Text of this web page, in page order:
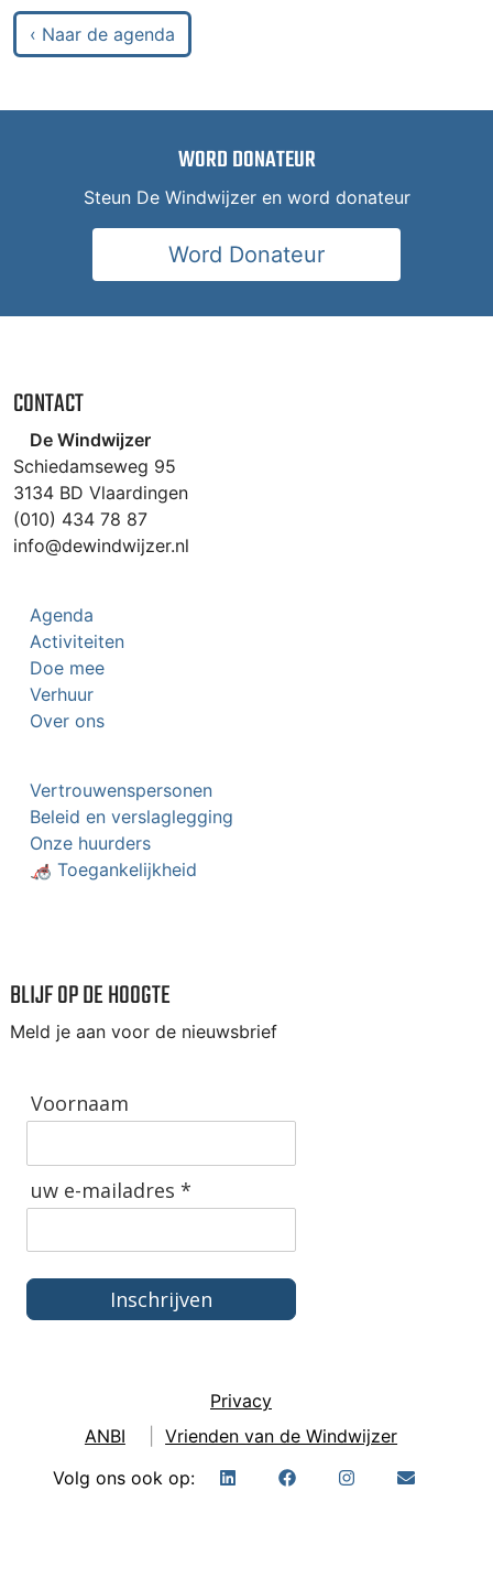
‹ Naar de agenda
WORD DONATEUR
Steun De Windwijzer en word donateur
Word Donateur
CONTACT
De Windwijzer
Schiedamseweg 95
3134 BD Vlaardingen
(010) 434 78 87
info@dewindwijzer.nl
Agenda
Activiteiten
Doe mee
Verhuur
Over ons
Vertrouwenspersonen
Beleid en verslaglegging
Onze huurders
🦽 Toegankelijkheid
BLIJF OP DE HOOGTE
Meld je aan voor de nieuwsbrief
Voornaam
uw e-mailadres *
Inschrijven
Privacy
ANBI
Vrienden van de Windwijzer
Volg ons ook op: